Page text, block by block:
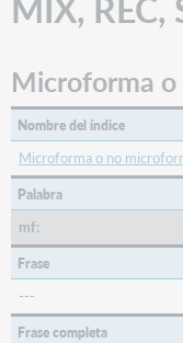
Microforma
Nombre del índice
Microforma o no
Palabra
mf:
Frase
---
Frase completa